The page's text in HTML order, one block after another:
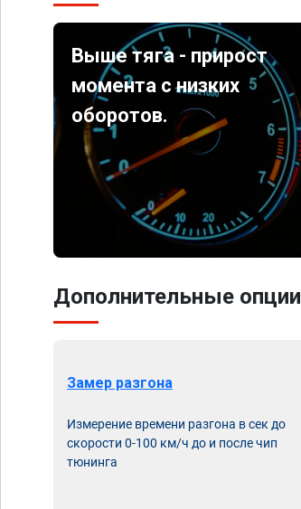
Выше тяга - прирост
момента с низких
оборотов.
Дополнительные опции
Замер разгона
Измерение времени разгона в сек до
скорости 0-100 км/ч до и после чип
тюнинга